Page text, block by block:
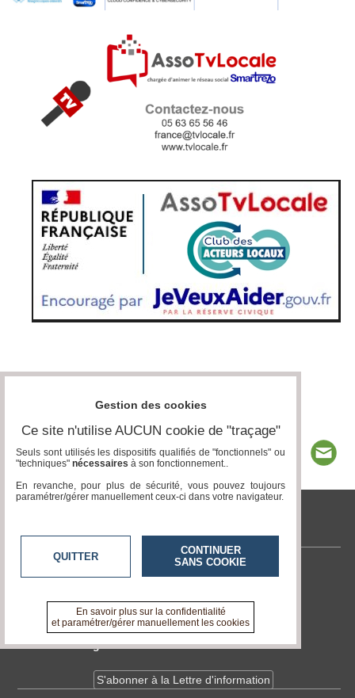
www.acteurs-locaux.fr
Contactez-nous
A propos de www.acteurs-locaux.fr
Devenir délégué
S'abonner à la Lettre d'information
Gestion des cookies
Ce site n'utilise AUCUN cookie de "traçage"
Seuls sont utilisés les dispositifs qualifiés de "fonctionnels" ou
"techniques" nécessaires à son fonctionnement..
En revanche, pour plus de sécurité, vous pouvez toujours
paramétrer/gérer manuellement ceux-ci dans votre navigateur.
QUITTER
CONTINUER
SANS COOKIE
En savoir plus sur la confidentialité
et paramétrer/gérer manuellement les cookies